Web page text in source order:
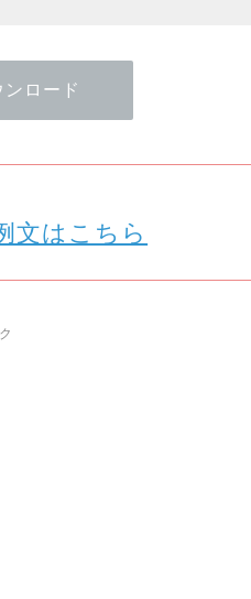
ロード
文はこちら